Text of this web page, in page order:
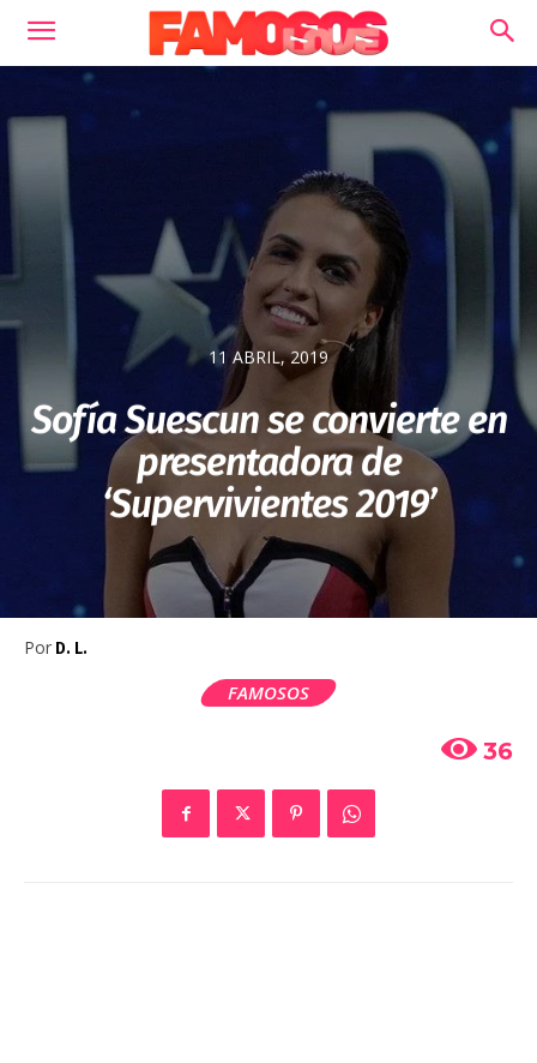
11 ABRIL, 2019
Sofía Suescun se convierte en
presentadora de
‘Supervivientes 2019’
Por D. L.
FAMOSOS
36